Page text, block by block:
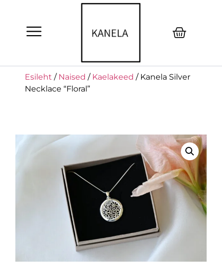
Esileht / Naised / Kaelakeed / Kanela Silver
Necklace “Floral”